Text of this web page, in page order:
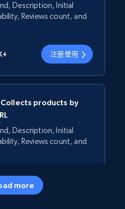
Description, Initial
Reviews count, and
注册使用
products by
Description, Initial
Reviews count, and
more